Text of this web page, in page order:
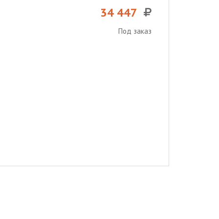
34 447
Под заказ